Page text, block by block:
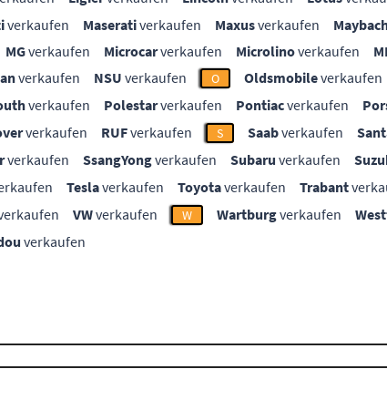
verkaufen Maserativerkaufen Maxusverkaufen
MGverkaufen Microcarverkaufen Microlinoverkaufen
verkaufen NSU verkaufen O Oldsmobileverkaufen
verkaufen Polestarverkaufen Pontiacverkaufen
verkaufen RUFverkaufen S Saabverkaufen
verkaufen SsangYongverkaufen Subaru verkaufen
Teslaverkaufen Toyotaverkaufen Trabant
VWverkaufen W Wartburgverkaufen
verkaufen